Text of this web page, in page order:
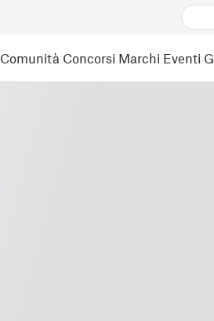
Comunità Concorsi Marchi Eventi